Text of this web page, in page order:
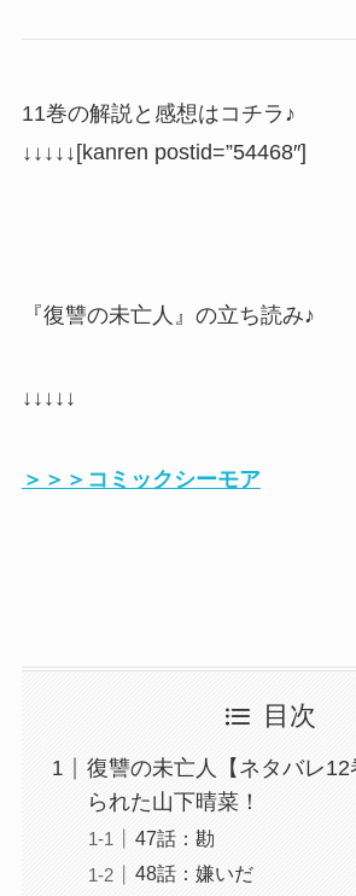
11巻の解説と感想はコチラ♪
↓↓↓↓↓[kanren postid=”54468″]
『復讐の未亡人』の立ち読み♪
↓↓↓↓↓
＞＞＞コミックシーモア
目次
復讐の未亡人【ネタバレ
られた山下晴菜！
47話：勘
48話：嫌いだ